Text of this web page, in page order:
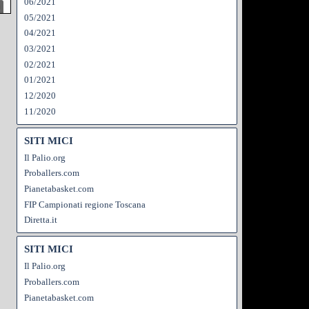
05/2021
04/2021
03/2021
02/2021
01/2021
12/2020
11/2020
SITI MICI
Il Palio.org
Proballers.com
Pianetabasket.com
FIP Campionati regione Toscana
Diretta.it
SITI MICI
Il Palio.org
Proballers.com
Pianetabasket.com